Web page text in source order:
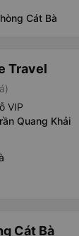
Cát Bà
Travel
VIP
Quang Khải
Cát Bà